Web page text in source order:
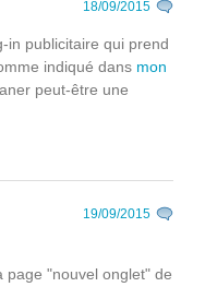
18/09/2015
in publicitaire qui prend
indiqué dans mon
peut-être une
19/09/2015
page "nouvel onglet" de